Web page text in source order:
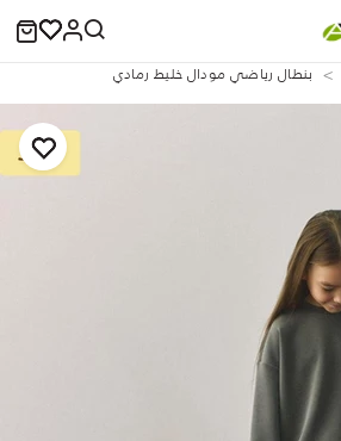
بنطال رياضي مودال خليط رمادي